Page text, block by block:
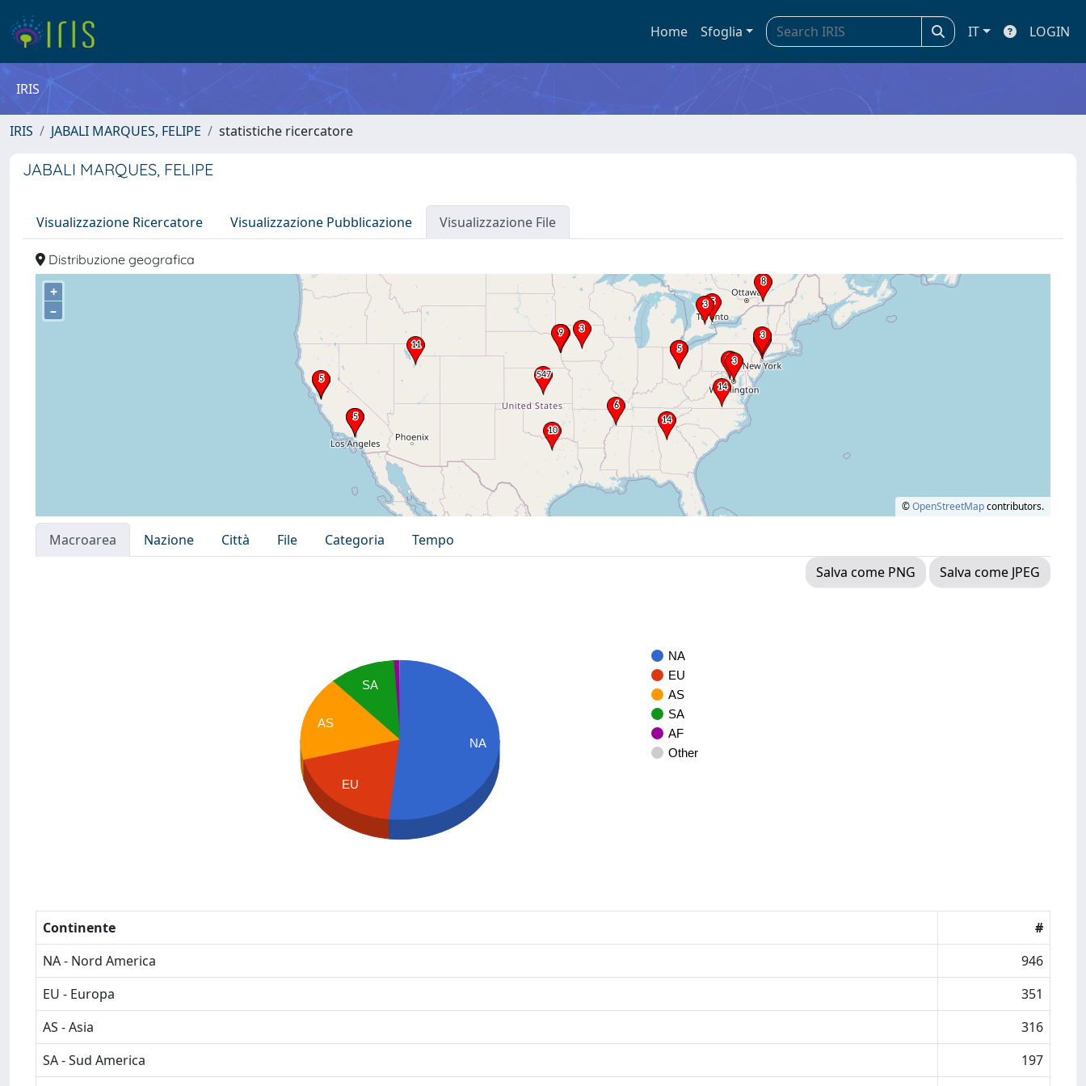
Home Sfoglia IT LOGIN
IRIS
IRIS JABALI MARQUES, FELIPE statistiche ricercatore
JABALI MARQUES, FELIPE
Visualizzazione Ricercatore Visualizzazione Pubblicazione Visualizzazione File
Distribuzione geografica
+
–
©OpenStreetMapcontributors.
Macroarea Nazione Città File Categoria
Tempo
Salva come PNG
Salva come JPEG
NA
EU
AS
SA
AF
Other
SA
AS
EU
NA
Continente
#
NA - Nord America
946
EU - Europa
351
AS - Asia
316
SA - Sud America
197